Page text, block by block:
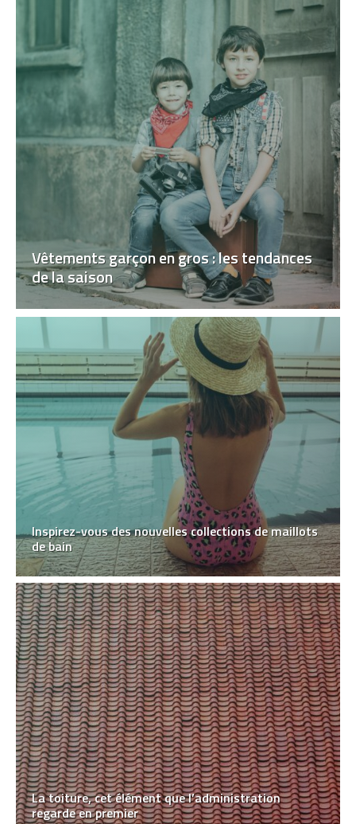
Vêtements garçon en gros : les tendances
de la saison
Inspirez-vous des nouvelles collections de maillots
de bain
La toiture, cet élément que l’administration
regarde en premier